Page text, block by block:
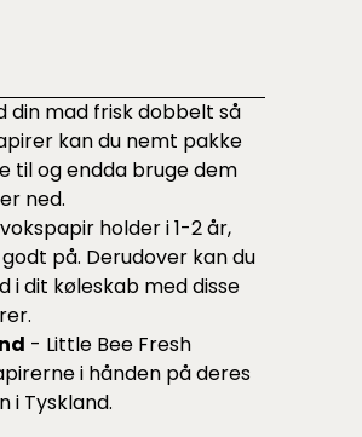
din mad frisk dobbelt så
kan du nemt pakke
til og endda bruge dem
ned.
holder i 1-2 år,
på. Derudover kan du
i dit køleskab med disse
- Little Bee Fresh
i hånden på deres
i Tyskland.